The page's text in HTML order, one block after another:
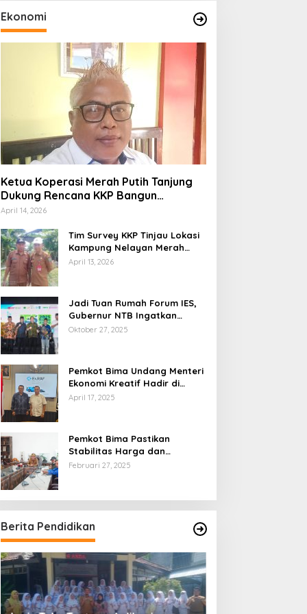
Ekonomi
Ketua Koperasi Merah Putih Tanjung
Dukung Rencana KKP Bangun
Kampung Nelayan di Eks TPI
April 14, 2026
Tim Survey KKP Tinjau Lokasi
Kampung Nelayan Merah
Putih di Kelurahan Kolo
April 13, 2026
Jadi Tuan Rumah Forum IES,
Gubernur NTB Ingatkan
Gagasan Ekonomi Syariah
Oktober 27, 2025
Pemkot Bima Undang Menteri
Ekonomi Kreatif Hadir di
Festival Rimpu
April 17, 2025
Pemkot Bima Pastikan
Stabilitas Harga dan
Ketersediaan Pangan
Februari 27, 2025
Berita Pendidikan